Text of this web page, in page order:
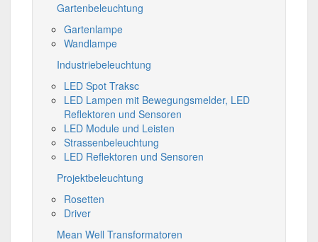
Gartenbeleuchtung
Gartenlampe
Wandlampe
Industriebeleuchtung
LED Spot Traksc
LED Lampen mit Bewegungsmelder, LED
Reflektoren und Sensoren
LED Module und Leisten
Strassenbeleuchtung
LED Reflektoren und Sensoren
Projektbeleuchtung
Rosetten
Driver
Mean Well Transformatoren